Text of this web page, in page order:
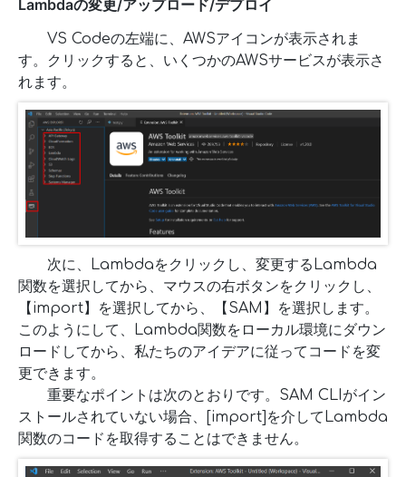
Lambdaの変更/アップロード/デプロイ
VS Codeの左端に、AWSアイコンが表示されま
す。クリックすると、いくつかのAWSサービスが表示さ
れます。
次に、Lambdaをクリックし、変更するLambda
関数を選択してから、マウスの右ボタンをクリックし、
【import】を選択してから、【SAM】を選択します。
このようにして、Lambda関数をローカル環境にダウン
ロードしてから、私たちのアイデアに従ってコードを変
更できます。
重要なポイントは次のとおりです。SAM CLIがイン
ストールされていない場合、[import]を介してLambda
関数のコードを取得することはできません。